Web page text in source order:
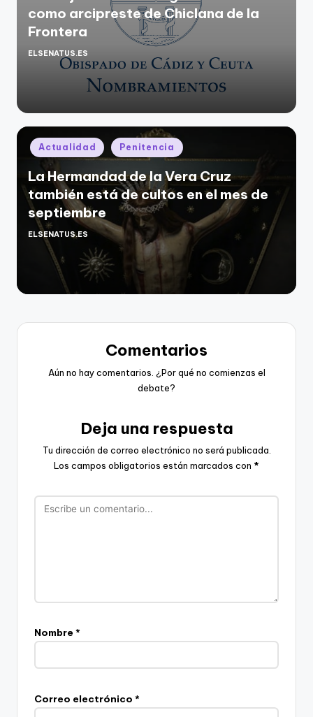
como arcipreste de Chiclana de la
Frontera
Publicado
ELSENATUS.ES
Publicado
en
Actualidad Penitencia
La Hermandad de la Vera Cruz
también está de cultos en el mes de
septiembre
Publicado
ELSENATUS.ES
Comentarios
Aún no hay comentarios. ¿Por qué no comienzas el
debate?
Deja una respuesta
Tu dirección de correo electrónico no será publicada.
Los campos obligatorios están marcados con *
Nombre *
Correo electrónico *